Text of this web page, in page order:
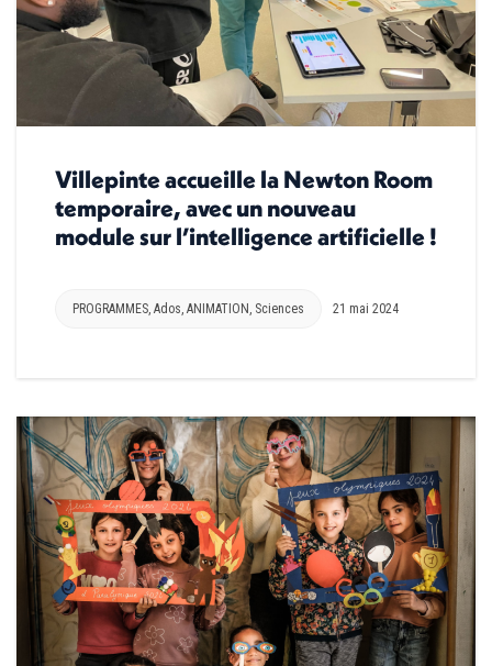
Villepinte accueille la Newton Room
temporaire, avec un nouveau
module sur l’intelligence artificielle !
PROGRAMMES Ados ANIMATION Sciences 21 mai 2024